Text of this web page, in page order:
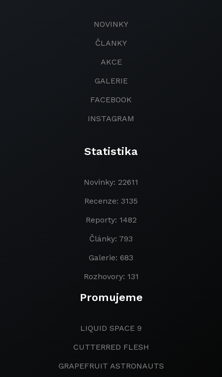
NOVINKY
ČLANKY
AKCE
GALERIE
FACEBOOK
INSTAGRAM
Statistika
Novinky: 22611
Recenze: 3135
Reporty: 1482
Články: 793
Galerie: 683
Rozhovory: 131
Promujeme
LIQUID SPACE 9
CUTTERRED FLESH
GRAPEFRUIT ASTRONAUTS